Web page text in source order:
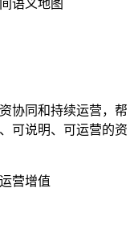
协同和持续运营，帮
可说明、可运营的资
运营增值